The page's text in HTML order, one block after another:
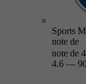
Sports
note de
note de
4.6 —